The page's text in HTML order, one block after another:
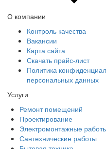
О компании
Контроль качества
Вакансии
Карта сайта
Скачать прайс-лист
Политика
персональных данных
Услуги
Ремонт помещений
Проектирование
Электромонтажные
Сантехнические работы